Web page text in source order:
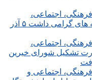
اجتماعی،
ورزشی شورای شهر گرگان برنامه های گرامی داشت ۵ آذر
اجتماعی،
تشکیل شورای خیرین
اجتماعی و